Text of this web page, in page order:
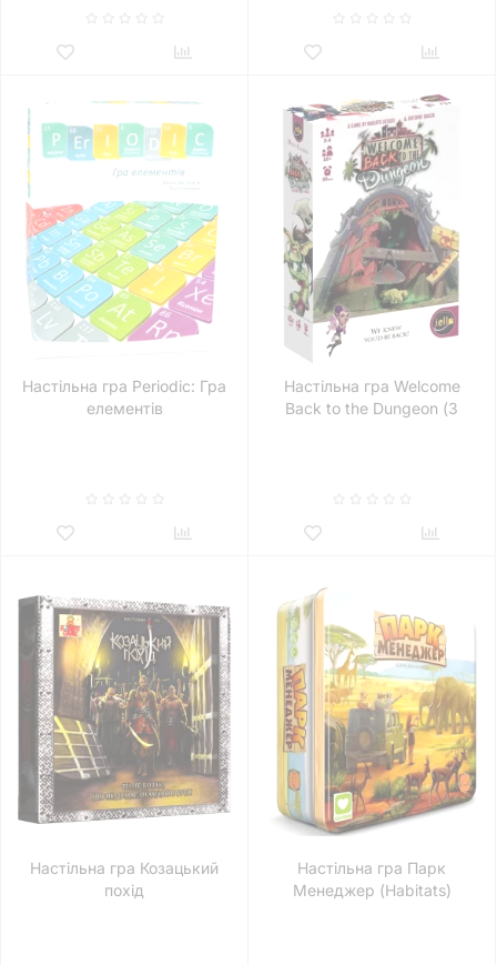
Настільна гра Periodic: Гра
елементів
Настільна гра Welcome
Back to the Dungeon (З
Настільна гра Козацький
похід
Настільна гра Парк
Менеджер (Habitats)